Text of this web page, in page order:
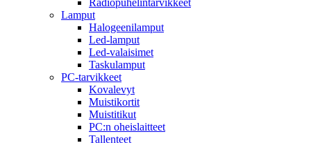
Radiopuhelintarvikkeet
Lamput
Halogeenilamput
Led-lamput
Led-valaisimet
Taskulamput
PC-tarvikkeet
Kovalevyt
Muistikortit
Muistitikut
PC:n oheislaitteet
Tallenteet